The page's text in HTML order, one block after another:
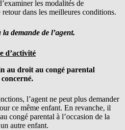
les modalités de
dans les meilleures conditions.
demande de l’agent.
d’activité
au droit au congé parental
l’agent ne peut plus demander
ce même enfant. En revanche, il
congé parental à l’occasion de la
autre enfant.